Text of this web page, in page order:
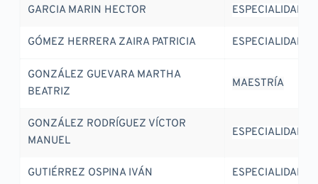
GARCIA MARIN HECTOR ESPECIALIDAD
GÓMEZ HERRERA ZAIRA PATRICIA ESPECIALIDAD
GONZÁLEZ GUEVARA MARTHA
BEATRIZ
MAESTRÍA
GONZÁLEZ RODRÍGUEZ VÍCTOR
MANUEL
ESPECIALIDAD
GUTIÉRREZ OSPINA IVÁN ESPECIALIDAD